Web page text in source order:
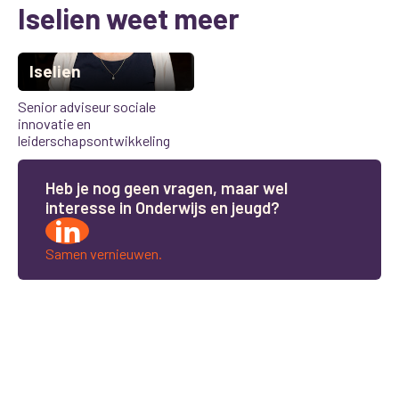
Iselien weet meer
Iselien
Senior adviseur sociale
innovatie en
leiderschapsontwikkeling
Heb je nog geen vragen, maarwel
interesse in Onderwijs en jeugd?
Samen vernieuwen.